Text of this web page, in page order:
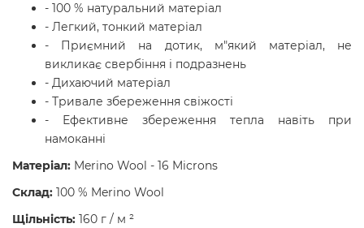
- 100 % натуральний матеріал
- Легкий, тонкий матеріал
- Приємний на дотик, м"який матеріал, не
викликає свербіння і подразнень
- Дихаючий матеріал
- Тривале збереження свіжості
- Ефективне збереження тепла навіть при
намоканні
Матеріал: Merino Wool - 16 Microns
Склад: 100 % Merino Wool
Щільність: 160 г / м ²